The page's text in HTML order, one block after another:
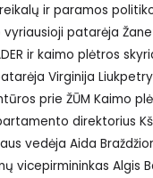
ir paramos
patarėja
ir kaimo plėtros
Virginija
prie ŽŪM Kaimo
direktorius
vedėja Aida
vicepirmininkas Algis